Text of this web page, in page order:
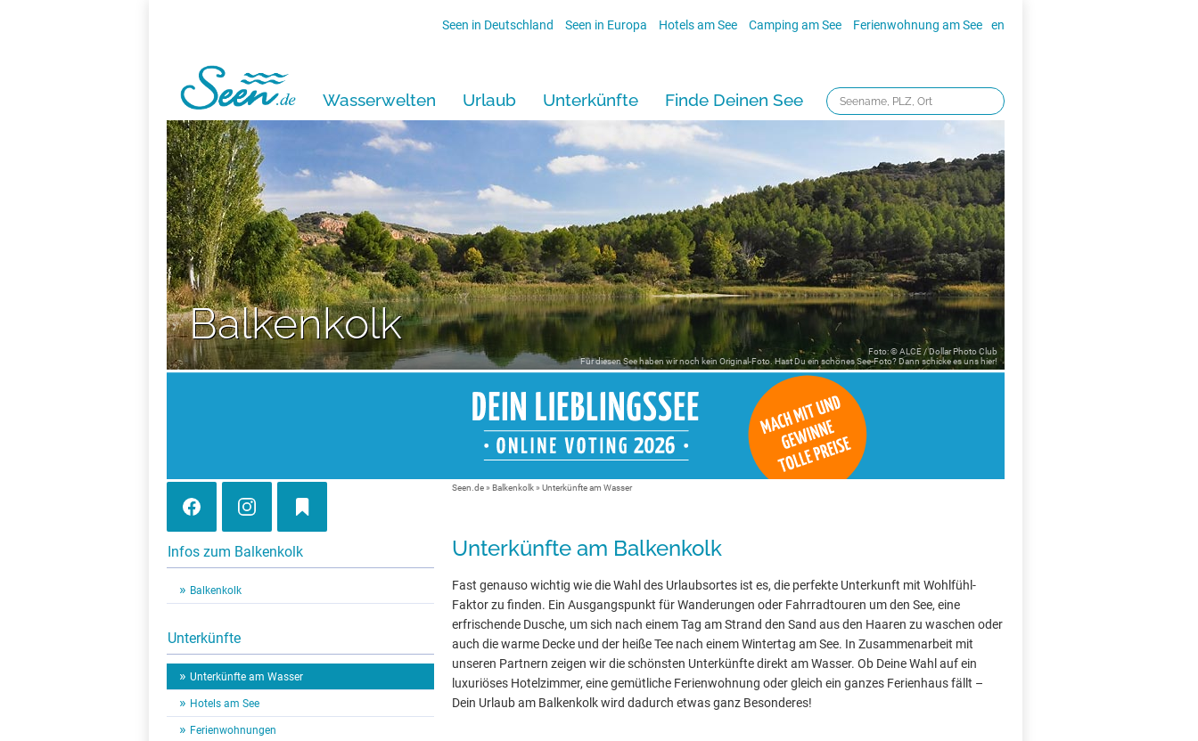
Seen in Deutschland Seen in Europa Hotels am See Camping am See Ferienwohnung am See en
Wasserwelten Urlaub Unterkünfte Finde Deinen See
Balkenkolk
Foto: © ALCE / Dollar Photo Club
Für diesen See haben wir noch kein Original-Foto. Hast Du ein schönes See-Foto? Dann schicke es uns hier!
Infos zum Balkenkolk
Balkenkolk
Unterkünfte
Unterkünfte am Wasser
Hotels am See
Ferienwohnungen
Seen.de» Balkenkolk» Unterkünfte am Wasser
Unterkünfte am Balkenkolk
Fast genauso wichtig wie die Wahl des Urlaubsortes ist es, die perfekte Unterkunft mit Wohlfühl-
Faktor zu finden. Ein Ausgangspunkt für Wanderungen oder Fahrradtouren um den See, eine
erfrischende Dusche, um sich nach einem Tag am Strand den Sand aus den Haaren zu waschen oder
auch die warme Decke und der heiße Tee nach einem Wintertag am See. In Zusammenarbeit mit
unseren Partnern zeigen wir die schönsten Unterkünfte direkt am Wasser. Ob Deine Wahl auf ein
luxuriöses Hotelzimmer, eine gemütliche Ferienwohnung oder gleich ein ganzes Ferienhaus fällt –
Dein Urlaub am Balkenkolk wird dadurch etwas ganz Besonderes!